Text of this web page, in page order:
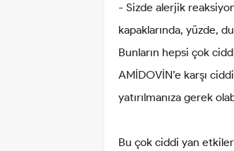
- Sizde alerjik
kapaklarında, yüzde,
Bunların hepsi çok
AMİDOVİN’e karşı
yatırılmanıza gerek
Bu çok ciddi yan